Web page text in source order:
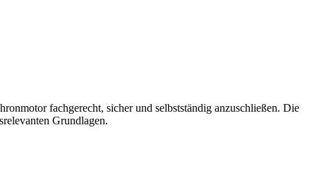
fachgerecht, sicher und selbstständig anzuschließen. Die
Grundlagen.